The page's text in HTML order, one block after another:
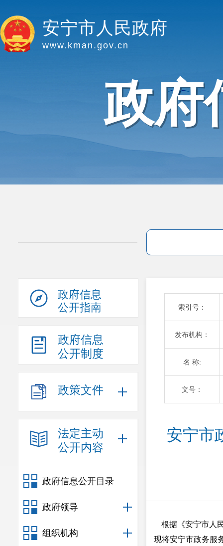
安宁市人民政府
www.kman.gov.cn
政府
政府信息
公开指南
政府信息
公开制度
政策文件
法定主动
公开内容
政府信息公开目录
政府领导
组织机构
索引号：
发布机构：
名 称:
文号：
安宁市
根据《安宁市人
现将安宁市政务服